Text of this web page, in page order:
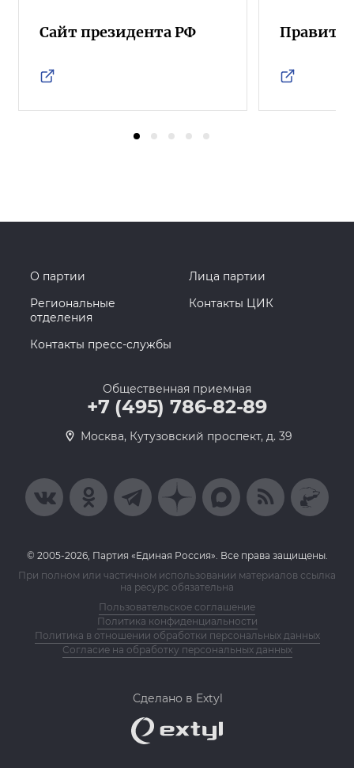
Сайт президента РФ
О партии
Лица партии
Региональные
отделения
Контакты ЦИК
Контакты пресс-службы
Общественная приемная
+7 (495) 786-82-89
Москва, Кутузовский проспект, д. 39
© 2005-2026, Партия «Единая Россия». Все права защищены.
При полном или частичном использовании материалов ссылка
на ресурс обязательна
Пользовательское соглашение
Политика конфиденциальности
Политика в отношении обработки персональных данных
Согласие на обработку персональных данных
Сделано в Extyl